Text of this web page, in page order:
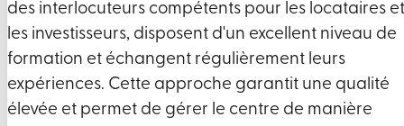
des interlocuteurs compétents pour les locataires et
les investisseurs, disposent d'un excellent niveau de
formation et échangent régulièrement leurs
expériences. Cette approche garantit une qualité
élevée et permet de gérer le centre de manière